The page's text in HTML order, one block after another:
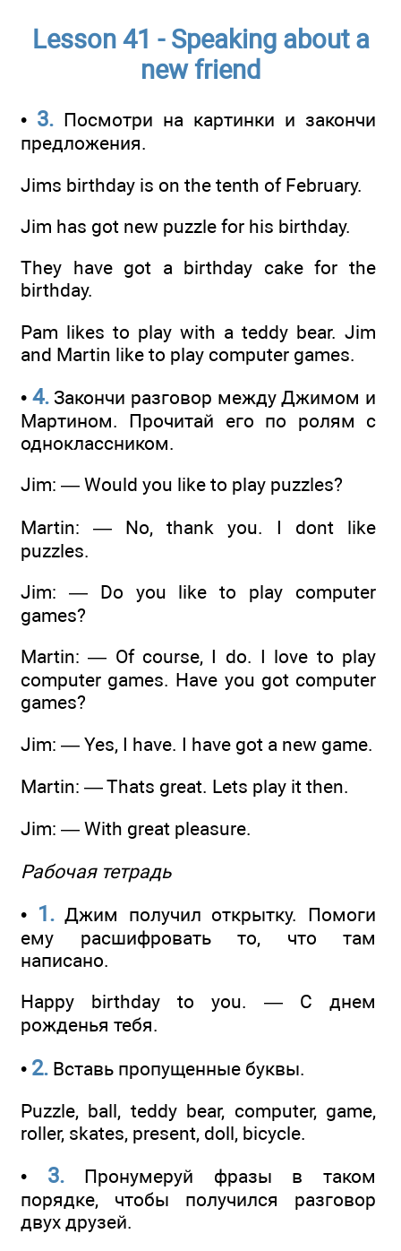
Lesson 41 - Speaking about a
new friend
• 3. Посмотри на картинки и закончи
предложения.
Jims birthday is on the tenth of February.
Jim has got new puzzle for his birthday.
They have got a birthday cake for the
birthday.
Pam likes to play with a teddy bear. Jim
and Martin like to play computer games.
• 4.Закончи разговор между Джимом и
Мартином. Прочитай его по ролям с
одноклассником.
Jim: — Would you like to play puzzles?
Martin: — No, thank you. I dont like
puzzles.
Jim: — Do you like to play computer
games?
Martin: — Of course, I do. I love to play
computer games. Have you got computer
games?
Jim: — Yes, I have. I have got a new game.
Martin: — Thats great. Lets play it then.
Jim: — With great pleasure.
Рабочая тетрадь
• 1.Джим получил открытку. Помоги
ему расшифровать то, что там
написано.
Happy birthday to you. — С днем
рожденья тебя.
• 2. Вставь пропущенные буквы.
Puzzle, ball, teddy bear, computer, game,
roller, skates, present, doll, bicycle.
• 3.Пронумеруй фразы в таком
порядке, чтобы получился разговор
двух друзей.